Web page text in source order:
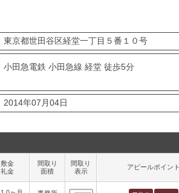
東京都世田谷区経堂一丁目５番１０号
小田急電鉄 小田急線 経堂 徒歩5分
2014年07月04日
敷金
礼金
間取り
面積
間取り
表示
アピールポイント